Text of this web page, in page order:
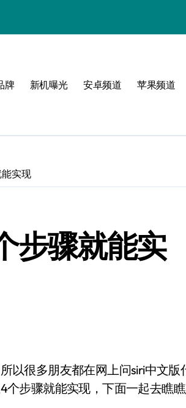
！
牌 新机曝光 安卓频道 苹果频道
实现
步骤就能实
个步骤就能实现，下面一起去瞧瞧